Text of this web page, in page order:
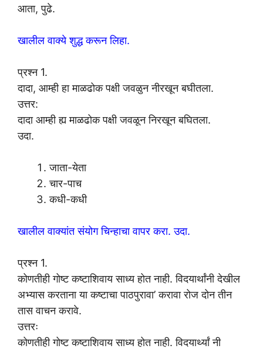
आता, पुढे.
खालील वाक्ये शुद्ध करून लिहा.
प्रश्न 1.
दादा, आम्ही हा माळढोक पक्षी जवळुन नीरखून बघीतला.
उत्तर:
दादा आम्ही ह्य माळढोक पक्षी जवळून निरखून बघितला.
उदा.
जाता-येता
चार-पाच
कधी-कधी
खालील वाक्यांत संयोग चिन्हाचा वापर करा. उदा.
प्रश्न 1.
कोणतीही गोष्ट कष्टाशिवाय साध्य होत नाही. विदयार्थांनी देखील
अभ्यास करताना या कष्टाचा पाठपुरावा’ करावा रोज दोन तीन
तास वाचन करावे.
उत्तरः
कोणतीही गोष्ट कष्टाशिवाय साध्य होत नाही. विदयार्थ्यां नी